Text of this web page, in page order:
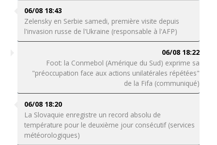
06/08 18:43
Zelensky en Serbie samedi, première visite depuis
l'invasion russe de l'Ukraine (responsable à l'AFP)
06/08 18:22
Foot: la Conmebol (Amérique du Sud) exprime sa
"préoccupation face aux actions unilatérales répétées"
de la Fifa (communiqué)
06/08 18:20
La Slovaquie enregistre un record absolu de
température pour le deuxième jour consécutif (services
météorologiques)